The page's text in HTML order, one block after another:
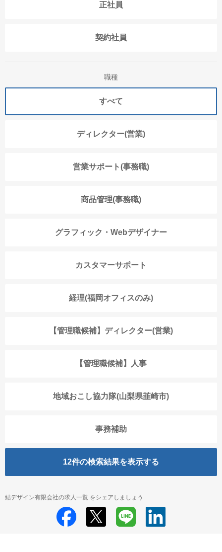
正社員
契約社員
職種
すべて
ディレクター(営業)
営業サポート(事務職)
商品管理(事務職)
グラフィック・Webデザイナー
カスタマーサポート
経理(福岡オフィスのみ)
【管理職候補】ディレクター(営業)
【管理職候補】人事
地域おこし協力隊(山梨県韮崎市)
事務補助
12件の検索結果を表示する
結デザイン有限会社の求人一覧 をシェアしましょう